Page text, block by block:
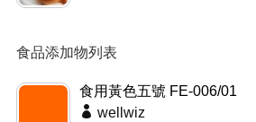
食品添加物列表
食用黃色五號 FE-006/01
wellwiz